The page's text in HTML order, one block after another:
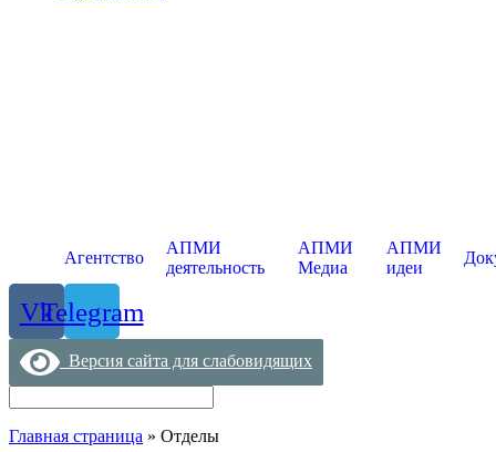
Агентство
АПМИ
деятельность
АПМИ
Медиа
АПМИ
идеи
VkTelegram
Версия сайта для слабовидящих
Главная страница » Отделы